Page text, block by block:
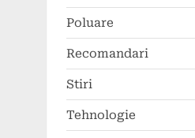
Poluare
Recomandari
Stiri
Tehnologie